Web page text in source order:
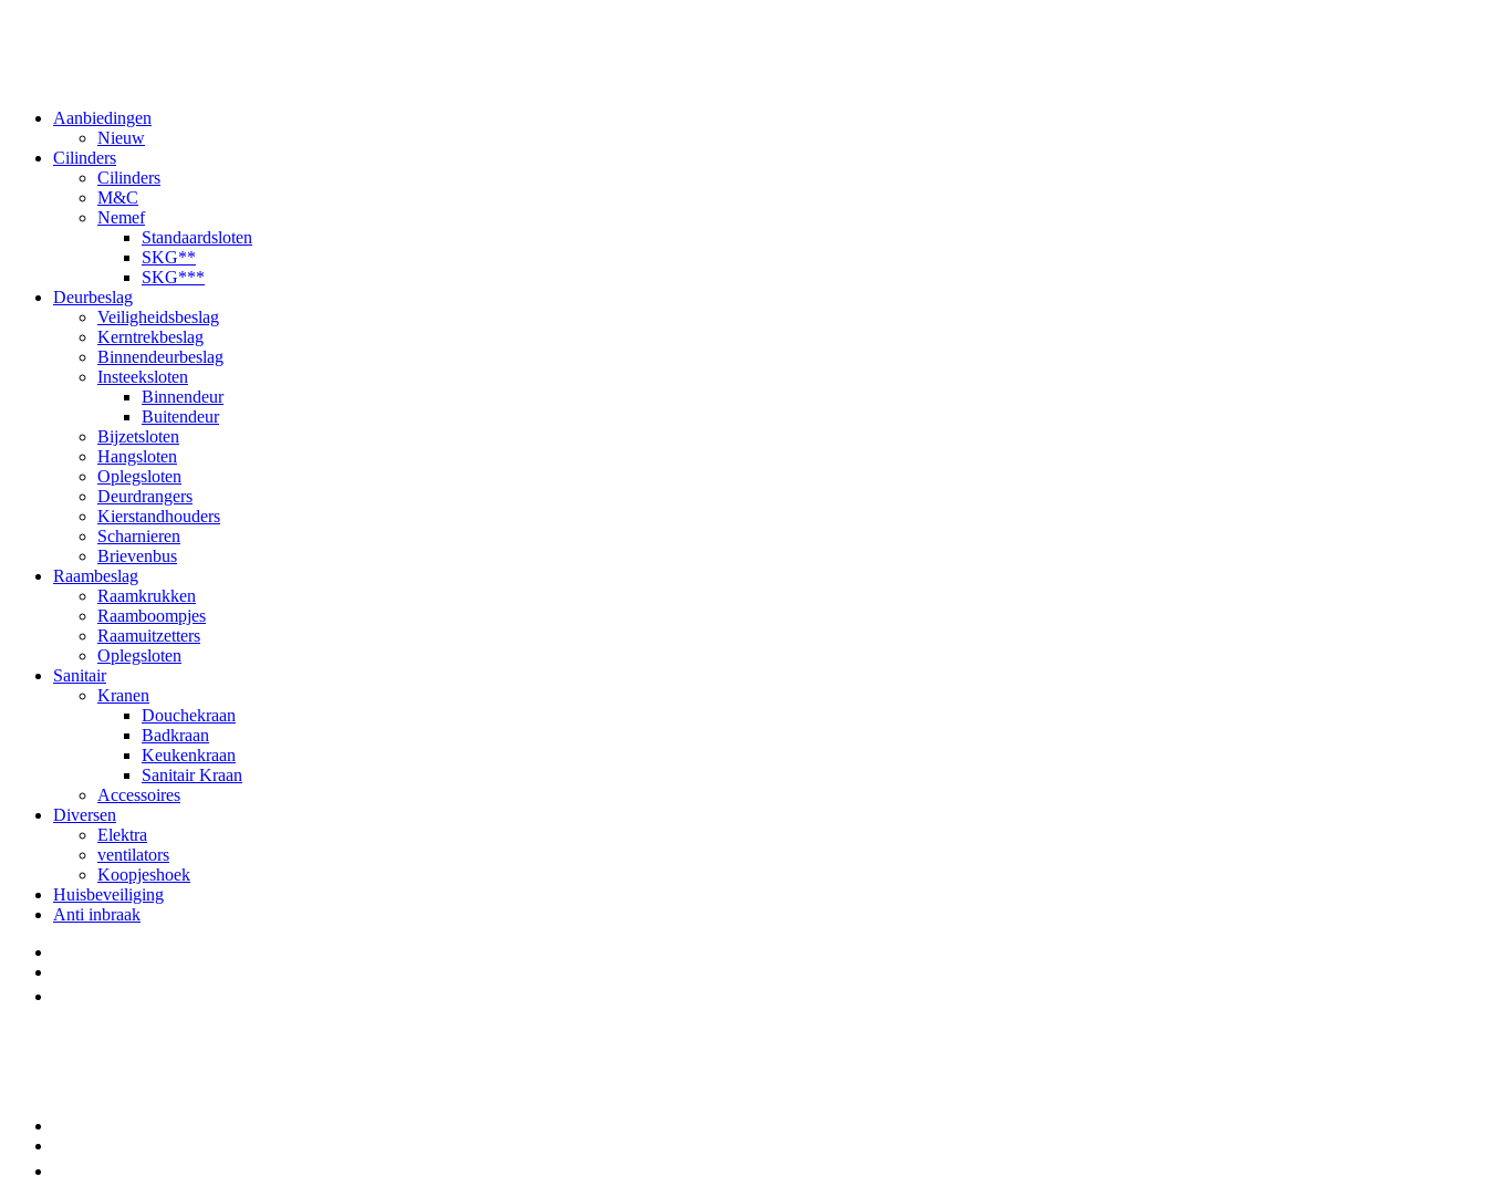
Aanbiedingen
Nieuw
Cilinders
Cilinders
M&C
Nemef
Standaardsloten
SKG**
SKG***
Deurbeslag
Veiligheidsbeslag
Kerntrekbeslag
Binnendeurbeslag
Insteeksloten
Binnendeur
Buitendeur
Bijzetsloten
Hangsloten
Oplegsloten
Deurdrangers
Kierstandhouders
Scharnieren
Brievenbus
Raambeslag
Raamkrukken
Raamboompjes
Raamuitzetters
Oplegsloten
Sanitair
Kranen
Douchekraan
Badkraan
Keukenkraan
Sanitair Kraan
Accessoires
Diversen
Elektra
ventilators
Koopjeshoek
Huisbeveiliging
Anti inbraak